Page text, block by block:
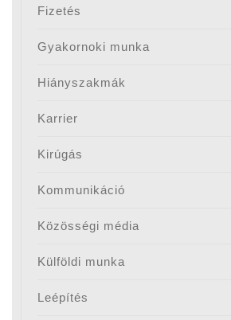
Fizetés
Gyakornoki munka
Hiányszakmák
Karrier
Kirúgás
Kommunikáció
Közösségi média
Külföldi munka
Leépítés